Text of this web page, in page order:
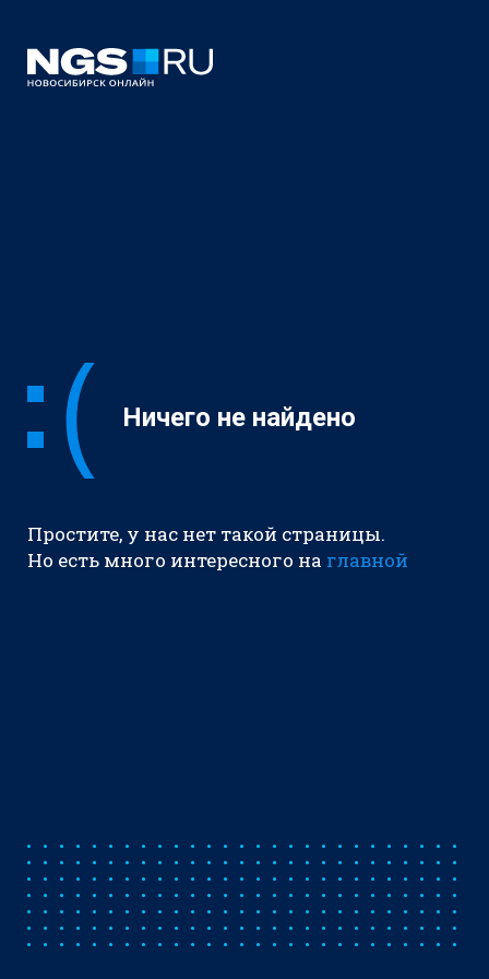
Ничего не найдено
Простите, у нас нет такой страницы.
Но есть много интересного на главной